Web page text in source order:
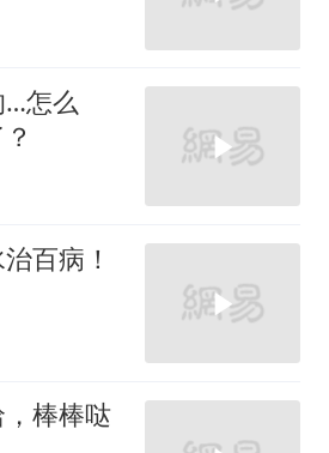
…怎么
百病！
棒棒哒